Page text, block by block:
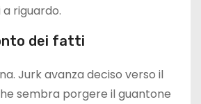
riguardo.
dei fatti
Jurk avanza deciso verso il
sembra porgere il guantone